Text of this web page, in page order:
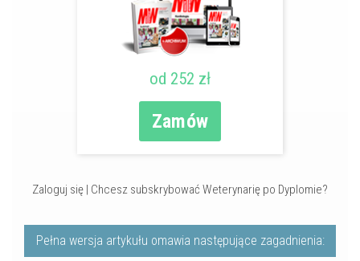
od 252 zł
Zamów
Zaloguj się | Chcesz subskrybować Weterynarię po Dyplomie?
Pełna wersja artykułu omawia następujące zagadnienia: